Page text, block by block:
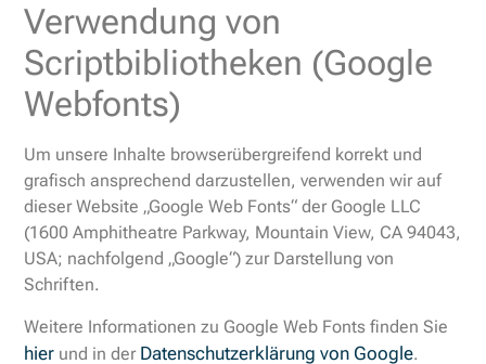
Verwendung von
Scriptbibliotheken (Google
Webfonts)
Um unsere Inhalte browserübergreifend korrekt und
grafisch ansprechend darzustellen, verwenden wir auf
dieser Website „Google Web Fonts“ der Google LLC
(1600 Amphitheatre Parkway, Mountain View, CA 94043,
USA; nachfolgend „Google“) zur Darstellung von
Schriften.
Weitere Informationen zu Google Web Fonts finden Sie
hier und in der Datenschutzerklärung von Google.